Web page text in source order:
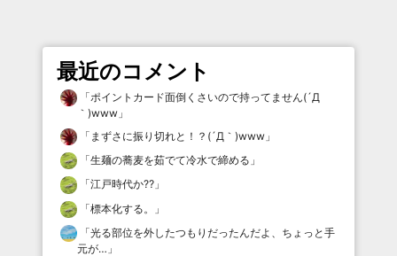
最近のコメント
「ポイントカード面倒くさいので持ってません(´Д
｀)www 」
「 まずさに振り切れと！？(´Д｀)www 」
「生麺の蕎麦を茹でて冷水で締める 」
「江戸時代か⁇ 」
「標本化する。
」
「光る部位を外したつもりだったんだよ、ちょっと手
元が… 」